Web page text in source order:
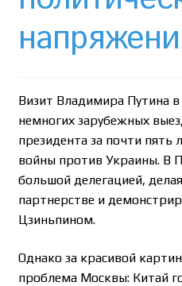
Почему интернет-аптеки
Страница-меню-2
Визит Владимира Путина
немногих зарубежных
президента за почти пять
войны против Украины. В
большой делегацией,
партнерстве и
Цзиньпином.
Однако за красивой
проблема Москвы: Китай